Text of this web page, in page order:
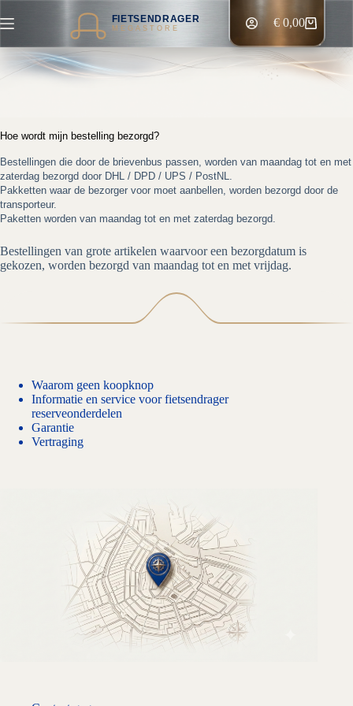
naar
inhoud
FIETSENDRAGER
MEGASTORE Winkelwagen
€0,00
Hoe wordt mijn bestelling bezorgd?
Bestellingen die door de brievenbus passen, worden van maandag tot en met
zaterdag bezorgd door DHL / DPD / UPS / PostNL.
Pakketten waar de bezorger voor moet aanbellen, worden bezorgd door de
transporteur.
Paketten worden van maandag tot en met zaterdag bezorgd.
Bestellingen van grote artikelen waarvoor een bezorgdatum is
gekozen, worden bezorgd van maandag tot en met vrijdag.
Waarom geen koopknop
Informatie en service voor fietsendrager
reserveonderdelen
Garantie
Vertraging